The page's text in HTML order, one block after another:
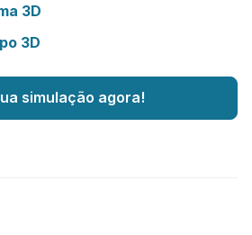
3D
3D
simulação agora!